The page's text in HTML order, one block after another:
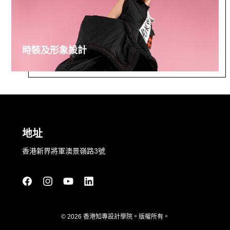
時裝及形象設計
地址
香港新界將軍澳景嶺路3號
© 2026 香港知專設計學院。版權所有。